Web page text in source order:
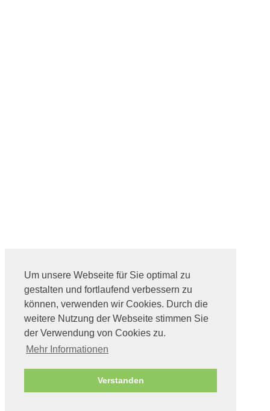
Um unsere Webseite für Sie optimal zu
gestalten und fortlaufend verbessern zu
können, verwenden wir Cookies. Durch die
weitere Nutzung der Webseite stimmen Sie
der Verwendung von Cookies zu.
Mehr Informationen
Verstanden